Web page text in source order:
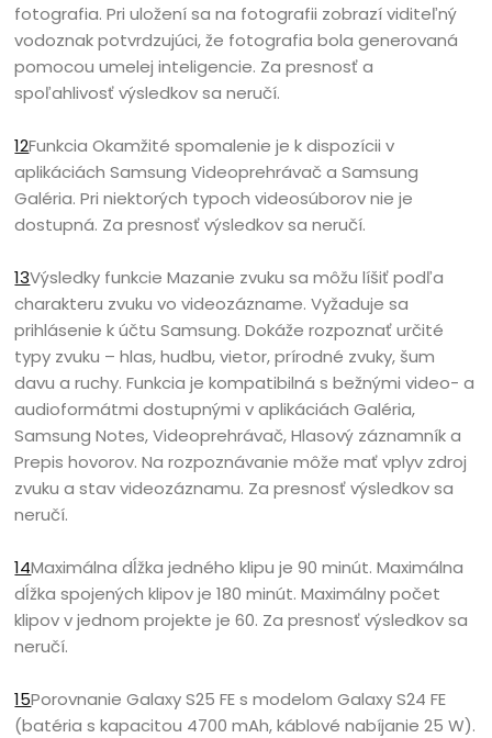
fotografia. Pri uložení sa na fotografii zobrazí viditeľný
vodoznak potvrdzujúci, že fotografia bola generovaná
pomocou umelej inteligencie. Za presnosť a
spoľahlivosť výsledkov sa neručí.
12Funkcia Okamžité spomalenie je k dispozícii v
aplikáciách Samsung Videoprehrávač a Samsung
Galéria. Pri niektorých typoch videosúborov nie je
dostupná. Za presnosť výsledkov sa neručí.
13Výsledky funkcie Mazanie zvuku sa môžu líšiť podľa
charakteru zvuku vo videozázname. Vyžaduje sa
prihlásenie k účtu Samsung. Dokáže rozpoznať určité
typy zvuku – hlas, hudbu, vietor, prírodné zvuky, šum
davu a ruchy. Funkcia je kompatibilná s bežnými video- a
audioformátmi dostupnými v aplikáciách Galéria,
Samsung Notes, Videoprehrávač, Hlasový záznamník a
Prepis hovorov. Na rozpoznávanie môže mať vplyv zdroj
zvuku a stav videozáznamu. Za presnosť výsledkov sa
neručí.
14Maximálna dĺžka jedného klipu je 90 minút. Maximálna
dĺžka spojených klipov je 180 minút. Maximálny počet
klipov v jednom projekte je 60. Za presnosť výsledkov sa
neručí.
15Porovnanie Galaxy S25 FE s modelom Galaxy S24 FE
(batéria s kapacitou 4700 mAh, káblové nabíjanie 25 W).